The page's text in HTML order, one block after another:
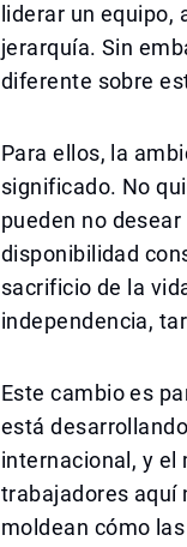
liderar un equipo,
jerarquía. Sin
diferente sobre
Para ellos, la
significado. No
pueden no
disponibilidad
sacrificio de la
independencia,
Este cambio es
está
internacional, y el
trabajadores aquí
moldean cómo